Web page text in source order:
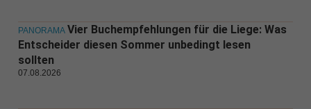
PANORAMA Vier Buchempfehlungen für die Liege: Was
Entscheider diesen Sommer unbedingt lesen
sollten
07.08.2026